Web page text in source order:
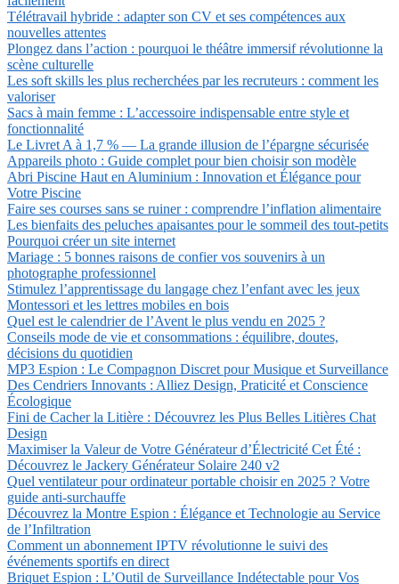
Télétravail hybride : adapter son CV et ses compétences aux
nouvelles attentes
Plongez dans l’action : pourquoi le théâtre immersif révolutionne la
scène culturelle
Les soft skills les plus recherchées par les recruteurs : comment les
valoriser
Sacs à main femme : L’accessoire indispensable entre style et
fonctionnalité
Le Livret A à 1,7 % — La grande illusion de l’épargne sécurisée
Appareils photo : Guide complet pour bien choisir son modèle
Abri Piscine Haut en Aluminium : Innovation et Élégance pour
Votre Piscine
Faire ses courses sans se ruiner : comprendre l’inflation alimentaire
Les bienfaits des peluches apaisantes pour le sommeil des tout-petits
Pourquoi créer un site internet
Mariage : 5 bonnes raisons de confier vos souvenirs à un
photographe professionnel
Stimulez l’apprentissage du langage chez l’enfant avec les jeux
Montessori et les lettres mobiles en bois
Quel est le calendrier de l’Avent le plus vendu en 2025 ?
Conseils mode de vie et consommations : équilibre, doutes,
décisions du quotidien
MP3 Espion : Le Compagnon Discret pour Musique et Surveillance
Des Cendriers Innovants : Alliez Design, Praticité et Conscience
Écologique
Fini de Cacher la Litière : Découvrez les Plus Belles Litières Chat
Design
Maximiser la Valeur de Votre Générateur d’Électricité Cet Été :
Découvrez le Jackery Générateur Solaire 240 v2
Quel ventilateur pour ordinateur portable choisir en 2025 ? Votre
guide anti-surchauffe
Découvrez la Montre Espion : Élégance et Technologie au Service
de l’Infiltration
Comment un abonnement IPTV révolutionne le suivi des
événements sportifs en direct
Briquet Espion : L’Outil de Surveillance Indétectable pour Vos